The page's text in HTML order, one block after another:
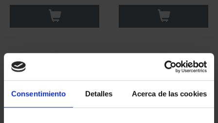
Consentimiento Detalles Acerca de las cookies